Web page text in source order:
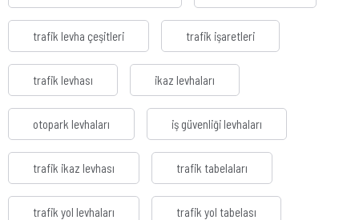
trafik levha çeşitleri trafik işaretleri
trafik levhası ikaz levhaları
otopark levhaları iş güvenliği levhaları
trafik ikaz levhası trafik tabelaları
trafik yol levhaları trafik yol tabelası